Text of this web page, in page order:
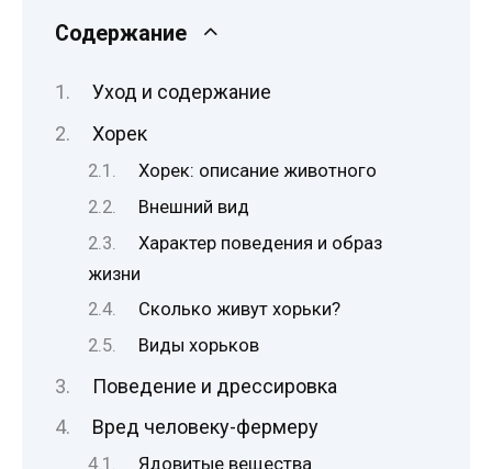
Содержание
Уход и содержание
Хорек
Хорек: описание животного
Внешний вид
Характер поведения и образ
жизни
Сколько живут хорьки?
Виды хорьков
Поведение и дрессировка
Вред человеку-фермеру
Ядовитые вещества